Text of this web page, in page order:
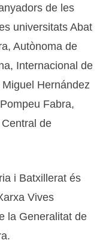
de les
universitats Abat
Autònoma de
Internacional de
Hernández
Fabra,
de
i Batxillerat és
Vives
la Generalitat de